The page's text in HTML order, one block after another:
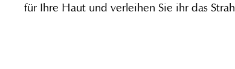
für Ihre Haut und verleihen Sie ihr das